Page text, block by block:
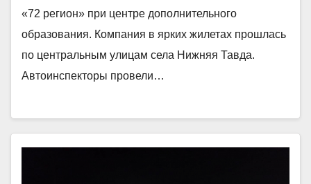
«72 регион» при центре дополнительного
образования. Компания в ярких жилетах прошлась
по центральным улицам села Нижняя Тавда.
Автоинспекторы провели…